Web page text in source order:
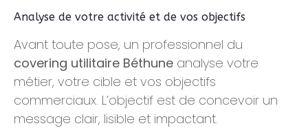
Analyse de votre activité et de vos objectifs
Avant toute pose, un professionnel du
covering utilitaire Béthune analyse votre
métier, votre cible et vos objectifs
commerciaux. L’objectif est de concevoir un
message clair, lisible et impactant.